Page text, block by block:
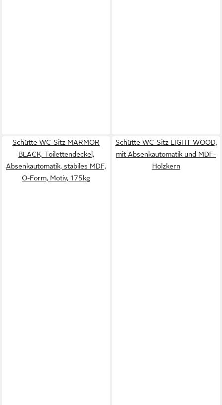
Schütte WC-Sitz MARMOR
BLACK, Toilettendeckel,
Absenkautomatik, stabiles MDF,
O-Form, Motiv, 175kg
Schütte WC-Sitz LIGHT WOOD,
mit Absenkautomatik und MDF-
Holzkern